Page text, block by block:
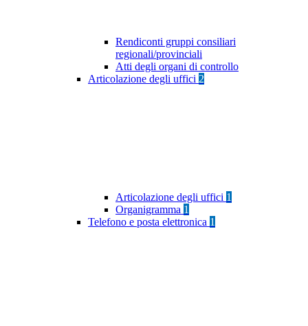
Rendiconti gruppi consiliari
regionali/provinciali
Atti degli organi di controllo
Articolazione degli uffici 2
Articolazione degli uffici 1
Organigramma 1
Telefono e posta elettronica 1